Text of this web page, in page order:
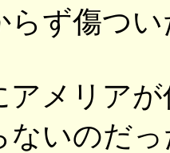
らず傷つ
アメリア
ないのだ